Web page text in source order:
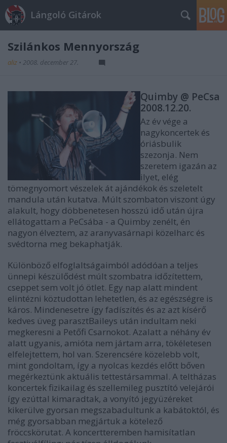
Lángoló Gitárok
Szilánkos Mennyország
aliz • 2008. december 27.
Quimby @ PeCsa
2008.12.20.
Az év vége a
nagykoncertek és
óriásbulik
szezonja. Nem
szeretem igazán az
ilyet, elég
tömegnyomort vészelek át ajándékok és szeletelt
mandula után kutatva. Múlt szombaton viszont úgy
alakult, hogy döbbenetesen hosszú idő után újra
ellátogattam a PeCsába - a Quimby zenélt, én
nagyon élveztem, az aranyvasárnapi közelharc és
svédtorna meg bekaphatják.
Különböző elfoglaltságaimból adódóan a teljes
ünnepi készülődést múlt szombatra időzítettem,
cseppet sem volt jó ötlet. Egy nap alatt mindent
elintézni köztudottan lehetetlen, és az egészségre is
káros. Mindenesetre így fadíszítés és az azt kísérő
kedves üveg parasztBaileys után indultam neki
megkeresni a Petőfi Csarnokot. Azalatt a néhány év
alatt ugyanis, amióta nem jártam arra, tökéletesen
elfelejtettem, hol van. Szerencsére közelebb volt,
mint gondoltam, így a nyolcas kezdés előtt bőven
megérkeztünk aktuális tettestársammal. A teltházas
koncertek fizikailag és szellemileg pusztító velejárói
így ezúttal kimaradtak, a vonyító jegyüzéreket
kikerülve gyorsan megszabadultunk a kabátoktól, és
még gyorsabban megjártuk a kötelező
fröccskörutat. A koncertteremben hamisítatlan